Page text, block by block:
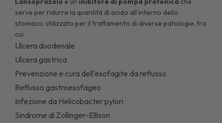
serve per ridurre la quantità di acido all’interno dello
stomaco, utilizzato per il trattamento di diverse patologie, tra
cui:
Ulcera duodenale
Ulcera gastrica
Prevenzione e cura dell’esofagite da reflusso
Reflusso gastroesofageo
Infezione da Helicobacter pylori
Sindrome di Zollinger-Ellison